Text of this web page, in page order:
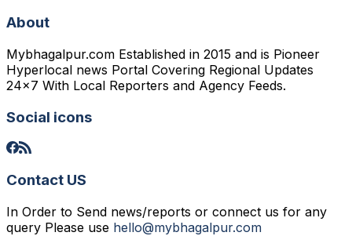
About
Mybhagalpur.com Established in 2015 and is Pioneer
Hyperlocal news Portal Covering Regional Updates
24x7 With Local Reporters and Agency Feeds.
Social icons
Contact US
In Order to Send news/reports or connect us for any
query Please use hello@mybhagalpur.com